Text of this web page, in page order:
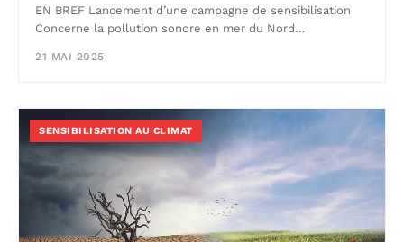
EN BREF Lancement d’une campagne de sensibilisation
Concerne la pollution sonore en mer du Nord…
21 MAI 2025
SENSIBILISATION AU CLIMAT